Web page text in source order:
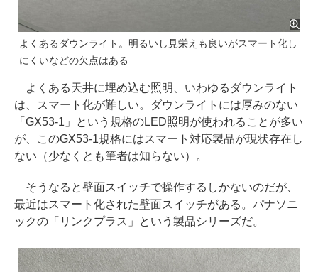
よくあるダウンライト。明るいし見栄えも良いがスマート化し
にくいなどの欠点はある
よくある天井に埋め込む照明、いわゆるダウンライト
は、スマート化が難しい。ダウンライトには厚みのない
「GX53-1」という規格のLED照明が使われることが多い
が、このGX53-1規格にはスマート対応製品が現状存在し
ない（少なくとも筆者は知らない）。
そうなると壁面スイッチで操作するしかないのだが、
最近はスマート化された壁面スイッチがある。パナソニ
ックの「リンクプラス」という製品シリーズだ。